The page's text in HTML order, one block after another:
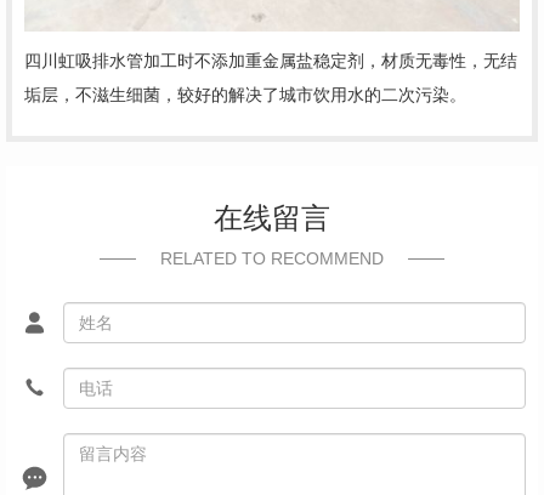
四川虹吸排水管加工时不添加重金属盐稳定剂，材质无毒性，无结
垢层，不滋生细菌，较好的解决了城市饮用水的二次污染。
在线留言
RELATED TO RECOMMEND